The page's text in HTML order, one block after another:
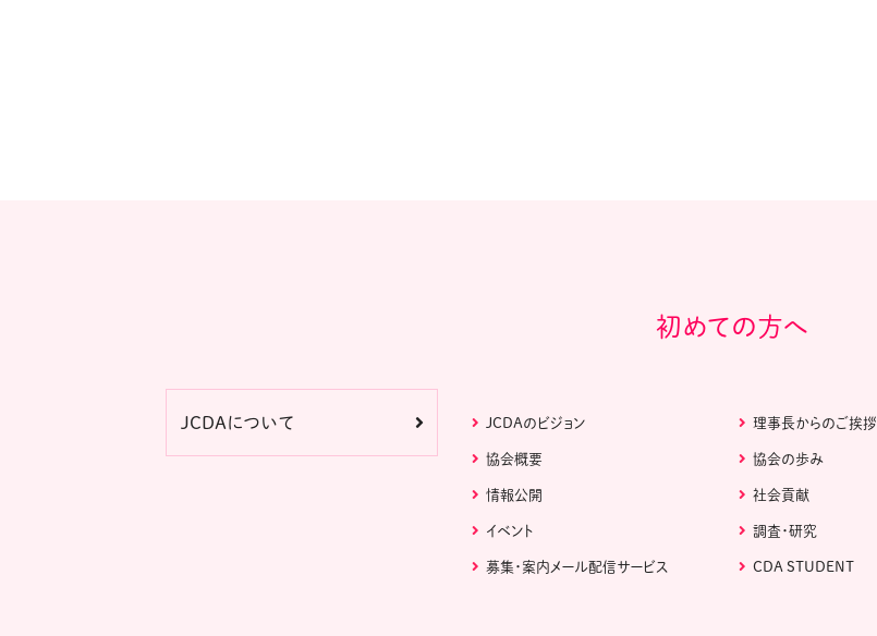
初めての方へ
JCDAについて JCDAのビジョン 理事長からのご挨拶
協会概要 協会の歩み
情報公開 社会貢献
イベント 調査・研究
募集・案内メール配信サービス CDA STUDENT